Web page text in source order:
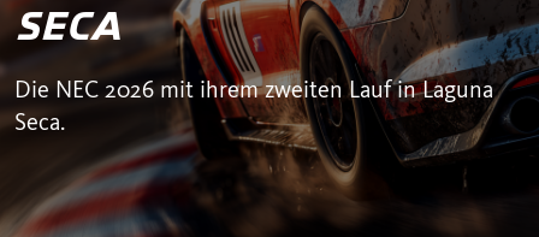
SECA
Die NEC 2026 mit ihrem zweiten Lauf in Laguna
Seca.